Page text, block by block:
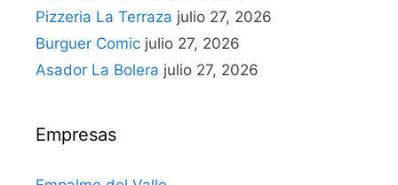
Pizzeria La Terraza julio 27, 2026
Burguer Comic julio 27, 2026
Asador La Bolera julio 27, 2026
Empresas